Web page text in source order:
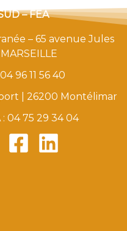
– FEA
– 65 avenue Jules
96 11 56 40
| 26200 Montélimar
04 75 29 34 04